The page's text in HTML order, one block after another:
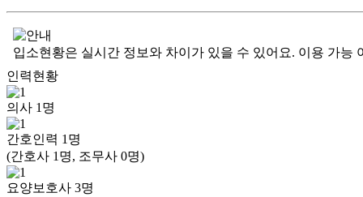
입소현황은 실시간 정보와 차이가 있을 수 있어요. 이용 가능
인력현황
의사 1 명
간호인력 1 명
(간호사 1명, 조무사 0명)
요양보호사 3명